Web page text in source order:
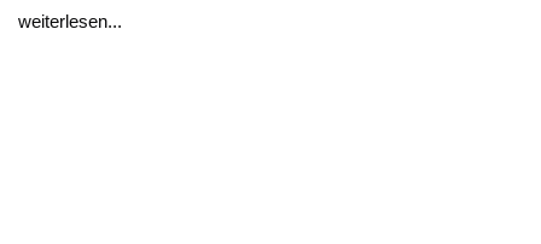
weiterlesen...